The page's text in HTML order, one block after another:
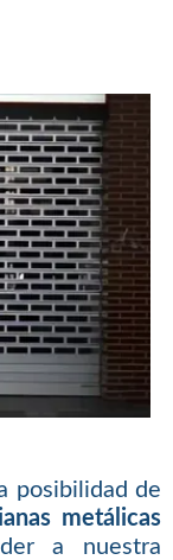
posibilidad de
metálicas
a nuestra